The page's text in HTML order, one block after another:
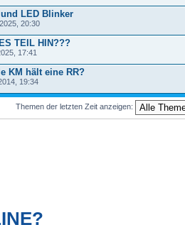
LED Blinker
20:30
TEIL HIN???
17:41
KM hält eine RR?
19:34
Themen der letzten Zeit anzeigen: